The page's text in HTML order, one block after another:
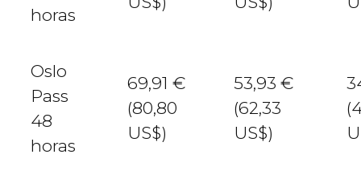
horas
Oslo
Pass
48
horas
69,91 €
(80,80
US$)
53,93 €
(62,33
US$)